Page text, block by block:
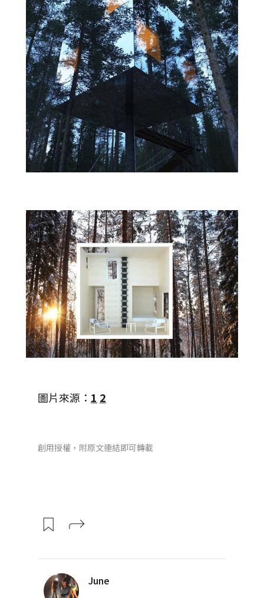
圖片來源： 1 2
創用授權，附原文連結即可轉載
June